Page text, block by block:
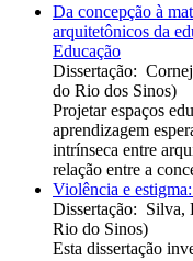
Da concepção à
arquitetônicos da
Educação
Dissertação:
do Rio dos Sinos)
Projetar espaços
aprendizagem
intrínseca entre
relação entre a
Violência e
Dissertação: Silva,
Rio do Sinos)
Esta dissertação